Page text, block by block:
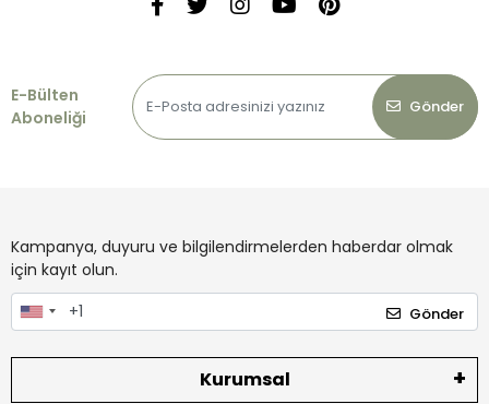
E-Bülten
Aboneliği
Gönder
Kampanya, duyuru ve bilgilendirmelerden haberdar olmak
için kayıt olun.
Gönder
Kurumsal